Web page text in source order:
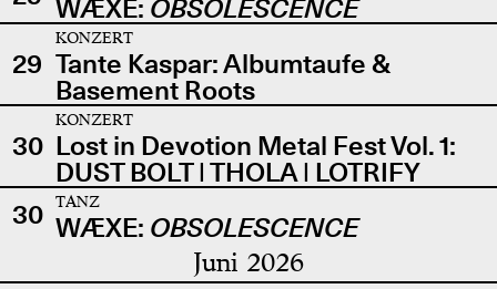
WÆXE: OBSOLESCENCE
29
KONZERT
Tante Kaspar: Albumtaufe &
Basement Roots
30
KONZERT
Lost in Devotion Metal Fest Vol. 1:
DUST BOLT | THOLA | LOTRIFY
30
TANZ
WÆXE: OBSOLESCENCE
Juni 2026